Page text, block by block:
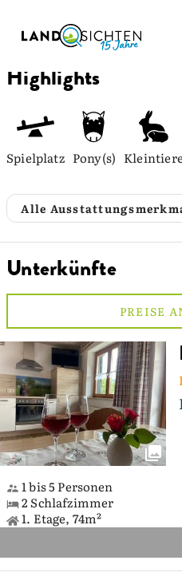
Highlights
Spielplatz Pony(s) Kleintiere
Alle
Unterkünfte
PREISE
1 bis 5 Personen
2 Schlafzimmer
1. Etage, 74m²